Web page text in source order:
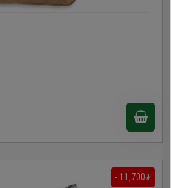
- 11,700₮